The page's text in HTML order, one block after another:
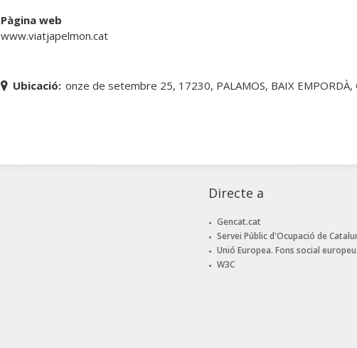
Pàgina web
www.viatjapelmon.cat
Ubicació: onze de setembre 25, 17230, PALAMOS, BAIX EMPORDÀ,
Directe a
Gencat.cat
Servei Públic d'Ocupació de
Unió Europea. Fons social europeu.
W3C